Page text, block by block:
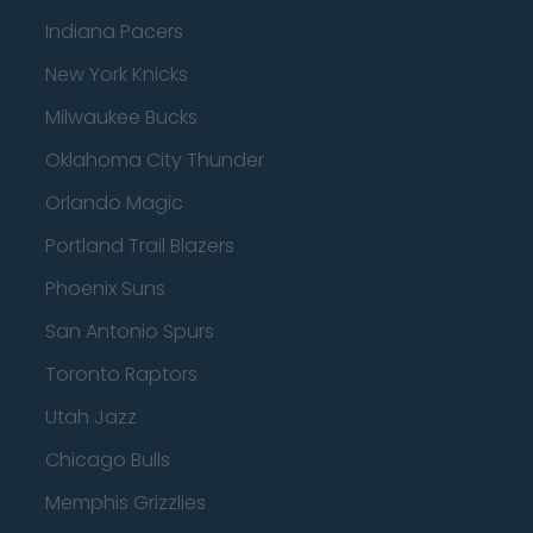
Indiana Pacers
New York Knicks
Milwaukee Bucks
Oklahoma City Thunder
Orlando Magic
Portland Trail Blazers
Phoenix Suns
San Antonio Spurs
Toronto Raptors
Utah Jazz
Chicago Bulls
Memphis Grizzlies